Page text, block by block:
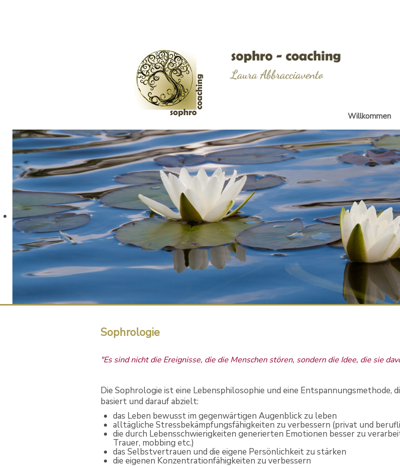
Willkommen
Sophrologie
"Es sind nicht die Ereignisse, die die Menschen stören, sondern die Idee, die sie
Die Sophrologie ist eine Lebensphilosophie und eine Entspannungsmethode,
basiert und darauf abzielt:
das Leben bewusst im gegenwärtigen Augenblick zu leben
alltägliche Stressbekämpfungsfähigkeiten zu verbessern (privat und
die durch Lebensschwierigkeiten generierten Emotionen besser zu
Trauer, mobbing etc.)
das Selbstvertrauen und die eigene Persönlichkeit zu stärken
die eigenen Konzentrationfähigkeiten zu verbessern